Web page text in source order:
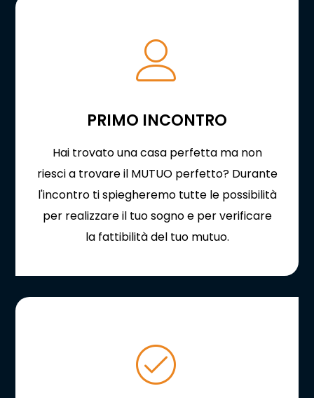
PRIMO INCONTRO
Hai trovato una casa perfetta ma non
riesci a trovare il MUTUO perfetto? Durante
l'incontro ti spiegheremo tutte le possibilità
per realizzare il tuo sogno e per verificare
la fattibilità del tuo mutuo.